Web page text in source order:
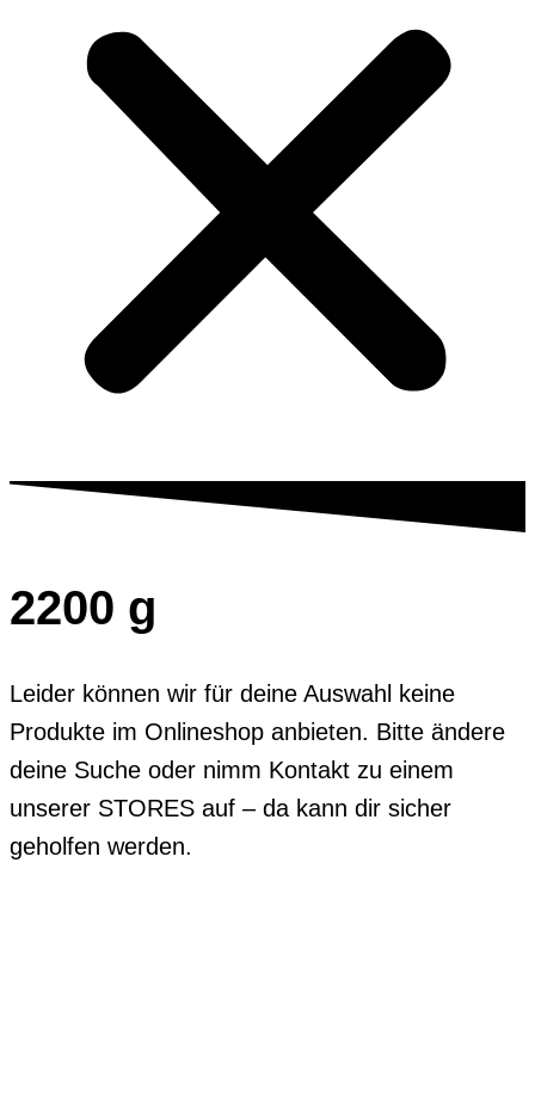
2200 g
Leider können wir für deine Auswahl keine
Produkte im Onlineshop anbieten. Bitte ändere
deine Suche oder nimm Kontakt zu einem
unserer STORES auf – da kann dir sicher
geholfen werden.